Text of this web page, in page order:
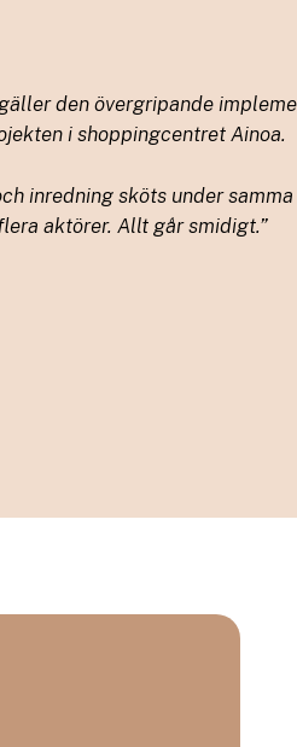
den övergripande
i shoppingcentret Ainoa.
inredning sköts under samma
aktörer. Allt går smidigt.”